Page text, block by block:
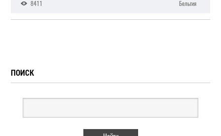
8411
Бельгия
ПОИСК